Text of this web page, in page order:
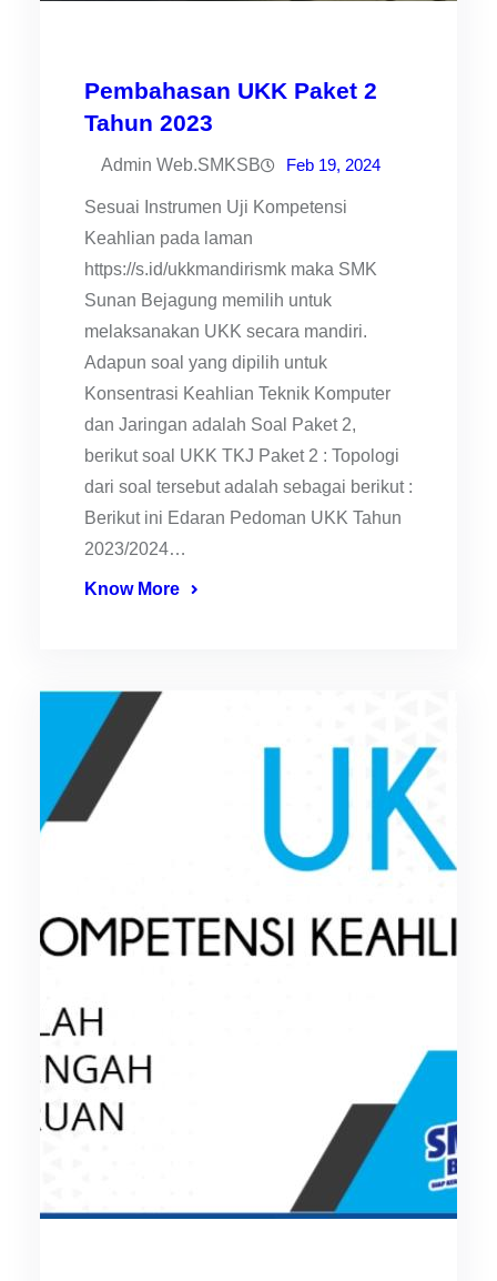
Pembahasan UKK Paket 2
Tahun 2023
Admin Web.SMKSB Feb 19, 2024
Sesuai Instrumen Uji Kompetensi
Keahlian pada laman
https://s.id/ukkmandirismk maka SMK
Sunan Bejagung memilih untuk
melaksanakan UKK secara mandiri.
Adapun soal yang dipilih untuk
Konsentrasi Keahlian Teknik Komputer
dan Jaringan adalah Soal Paket 2,
berikut soal UKK TKJ Paket 2 : Topologi
dari soal tersebut adalah sebagai berikut :
Berikut ini Edaran Pedoman UKK Tahun
2023/2024…
Know More